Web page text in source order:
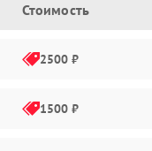
Стоимость
2500 ₽
1500 ₽